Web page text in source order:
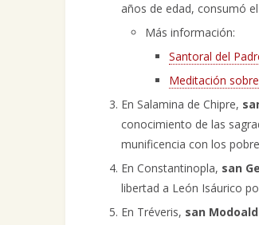
años de edad, consumó
Más información:
Santoral del
Meditación
En Salamina de Chipre,
conocimiento de las
munificencia con los
En Constantinopla, san
libertad a León Isáurico
En Tréveris, san